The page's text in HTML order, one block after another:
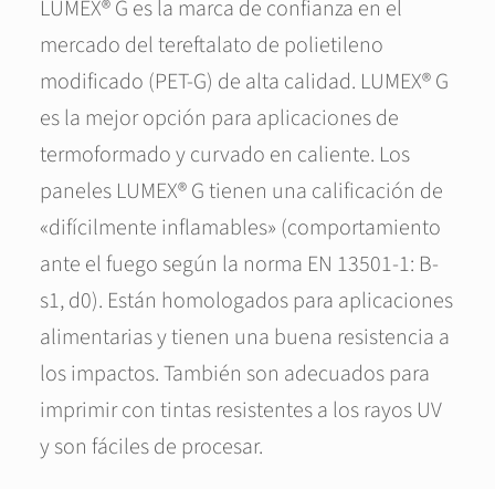
LUMEX® G es la marca de confianza en el
mercado del tereftalato de polietileno
modificado (PET-G) de alta calidad. LUMEX® G
es la mejor opción para aplicaciones de
termoformado y curvado en caliente. Los
paneles LUMEX® G tienen una calificación de
«difícilmente inflamables» (comportamiento
ante el fuego según la norma EN 13501-1: B-
s1, d0). Están homologados para aplicaciones
alimentarias y tienen una buena resistencia a
los impactos. También son adecuados para
imprimir con tintas resistentes a los rayos UV
y son fáciles de procesar.